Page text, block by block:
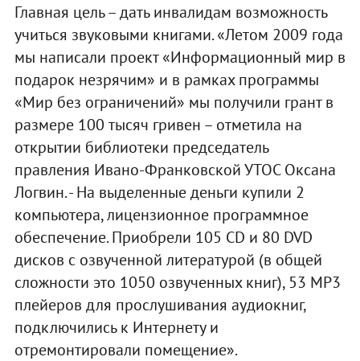
Главная цель – дать инвалидам возможность
учиться звуковыми книгами. «Летом 2009 года
мы написали проект «Информационный мир в
подарок незрячим» и в рамках программы
«Мир без ограничений» мы получили грант в
размере 100 тысяч гривен – отметила на
открытии библиотеки председатель
правления Ивано-Франковской УТОС Оксана
Логвин. - На выделенные деньги купили 2
компьютера, лицензионное программное
обеспечение. Приобрели 105 СD и 80 DVD
дисков с озвученной литературой (в общей
сложности это 1050 озвученных книг), 53 MP3
плейеров для прослушивания аудиокниг,
подключились к Интернету и
отремонтировали помещение».